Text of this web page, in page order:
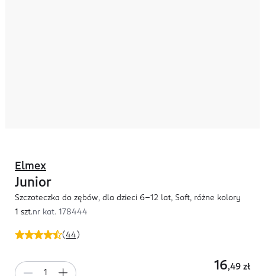
(44 )
Elmex
Junior
Szczoteczka do zębów, dla dzieci 6-12 lat, Soft, różne kolory
1 szt.nr kat. 178444
16,49 zł